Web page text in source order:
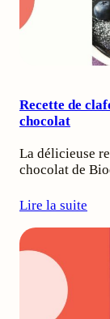
Recette de
chocolat
La délicieuse
chocolat de
Lire la suite